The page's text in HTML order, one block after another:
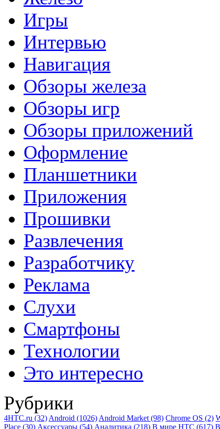
Игры
Интервью
Навигация
Обзоры железа
Обзоры игр
Обзоры приложений
Оформление
Планшетники
Приложения
Прошивки
Развлечения
Разработчику
Реклама
Слухи
Смартфоны
Технологии
Это интересно
Рубрики
4HTC.ru (32) Android (1026) Android Market (98) Chrome OS (2)
Place (30) Аксессуары (54) Аналитика (218) В мире HTC (617)